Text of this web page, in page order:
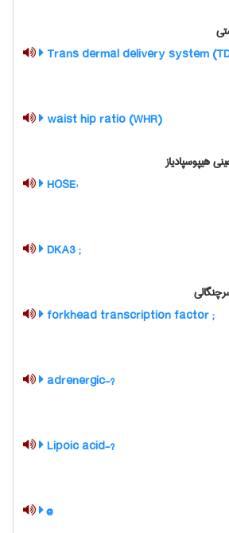
(waist hip ratio (WHR
هیپوسپادیاز
:HOSE
; DKA3
; forkhead transcription factor
?-adrenergic
?-Lipoic acid
@